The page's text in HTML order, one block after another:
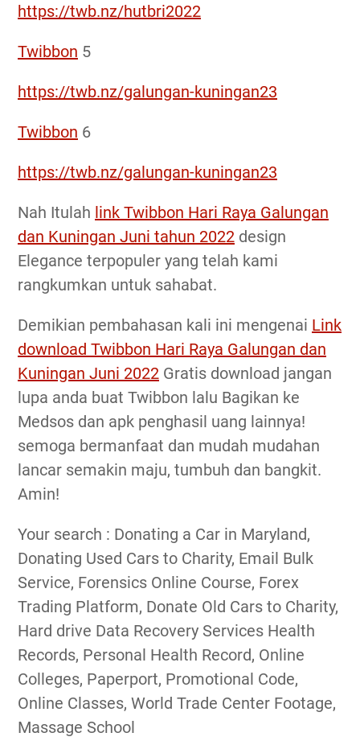
https://twb.nz/hutbri2022
Twibbon 5
https://twb.nz/galungan-kuningan23
Twibbon 6
https://twb.nz/galungan-kuningan23
Nah Itulah link Twibbon Hari Raya Galungan
dan Kuningan Juni tahun 2022 design
Elegance terpopuler yang telah kami
rangkumkan untuk sahabat.
Demikian pembahasan kali ini mengenai Link
download Twibbon Hari Raya Galungan dan
Kuningan Juni 2022 Gratis download jangan
lupa anda buat Twibbon lalu Bagikan ke
Medsos dan apk penghasil uang lainnya!
semoga bermanfaat dan mudah mudahan
lancar semakin maju, tumbuh dan bangkit.
Amin!
Your search : Donating a Car in Maryland,
Donating Used Cars to Charity, Email Bulk
Service, Forensics Online Course, Forex
Trading Platform, Donate Old Cars to Charity,
Hard drive Data Recovery Services Health
Records, Personal Health Record, Online
Colleges, Paperport, Promotional Code,
Online Classes, World Trade Center Footage,
Massage School